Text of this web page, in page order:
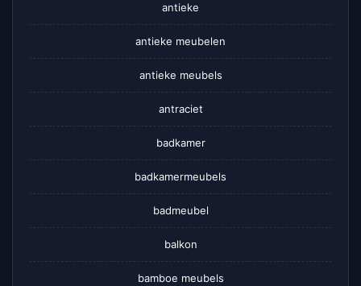
antieke
antieke meubelen
antieke meubels
antraciet
badkamer
badkamermeubels
badmeubel
balkon
bamboe meubels